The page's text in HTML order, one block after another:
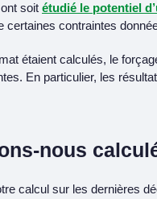
soit étudié le potentiel
certaines contraintes
étaient calculés, le
En particulier, les
nous
calcul sur les dernières